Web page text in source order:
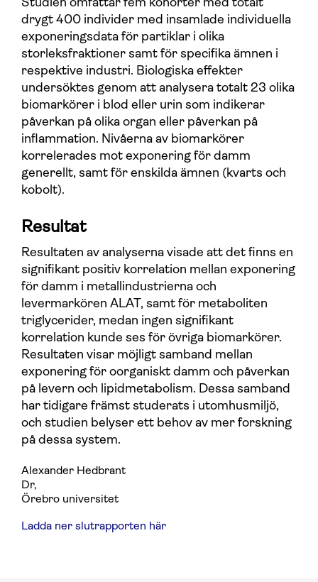
drygt 400 individer med insamlade individuella
exponeringsdata för partiklar i olika
storleksfraktioner samt för specifika ämnen i
respektive industri. Biologiska effekter
undersöktes genom att analysera totalt 23 olika
biomarkörer i blod eller urin som indikerar
påverkan på olika organ eller påverkan på
inflammation. Nivåerna av biomarkörer
korrelerades mot exponering för damm
generellt, samt för enskilda ämnen (kvarts och
kobolt).
Resultat
Resultaten av analyserna visade att det finns en
signifikant positiv korrelation mellan exponering
för damm i metallindustrierna och
levermarkören ALAT, samt för metaboliten
triglycerider, medan ingen signifikant
korrelation kunde ses för övriga biomarkörer.
Resultaten visar möjligt samband mellan
exponering för oorganiskt damm och påverkan
på levern och lipidmetabolism. Dessa samband
har tidigare främst studerats i utomhusmiljö,
och studien belyser ett behov av mer forskning
på dessa system.
Alexander Hedbrant
Dr,
Örebro universitet
Ladda ner slutrapporten här